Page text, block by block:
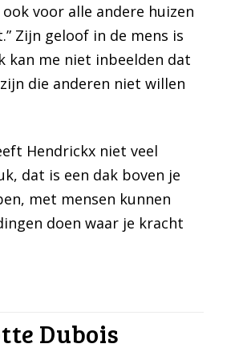
voor alle andere huizen
Zijn geloof in de mens is
kan me niet inbeelden dat
die anderen niet willen
Hendrickx niet veel
dat is een dak boven je
met mensen kunnen
doen waar je kracht
Dubois